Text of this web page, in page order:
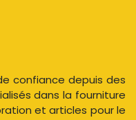
confiance depuis des
dans la fourniture
et articles pour le